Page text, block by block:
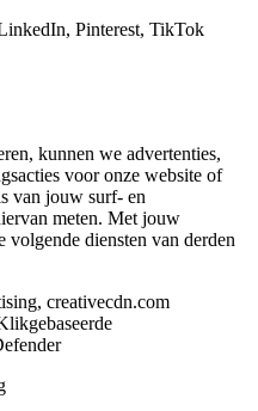
Pinterest, TikTok
kunnen we advertenties,
voor onze website of
van jouw surf- en
meten. Met jouw
volgende diensten van derden
creativecdn.com